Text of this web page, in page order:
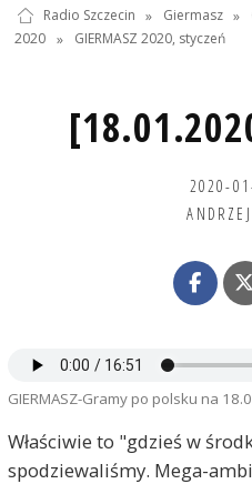
Radio Szczecin » Giermasz »
2020 » GIERMASZ 2020, styczeń
2020-
GIERMASZ-Gramy po polsku na
Właściwie to "gdzieś w
spodziewaliśmy. Mega-